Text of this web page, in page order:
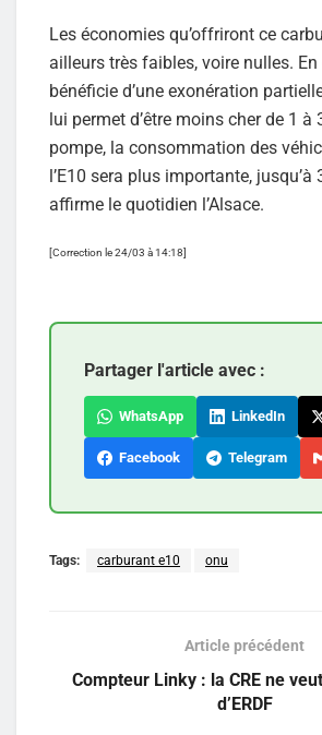
Les économies qu’offriront ce
ailleurs très faibles, voire nulles. En
bénéficie d’une exonération
lui permet d’être moins cher de 1 à
pompe, la consommation des
l’E10 sera plus importante, jusqu’à
affirme le quotidien l’Alsace.
[Correction le 24/03 à 14:18]
Partager l'article avec :
WhatsApp LinkedIn
Facebook Telegram
Tags: carburant e10 onu
Article précédent
Compteur Linky : la CRE ne
d’ERDF